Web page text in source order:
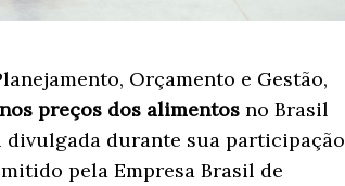
Orçamento e Gestão,
preços dos alimentosno Brasil
divulgada durante sua participação
pela Empresa Brasil de